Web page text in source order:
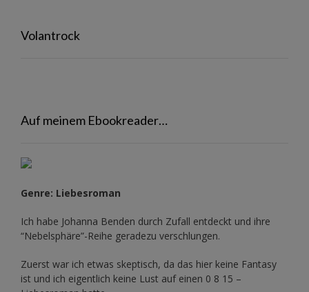
Volantrock
Auf meinem Ebookreader…
Genre: Liebesroman
Ich habe Johanna Benden durch Zufall entdeckt und ihre
“Nebelsphäre”-Reihe geradezu verschlungen.
Zuerst war ich etwas skeptisch, da das hier keine Fantasy
ist und ich eigentlich keine Lust auf einen 0 8 15 –